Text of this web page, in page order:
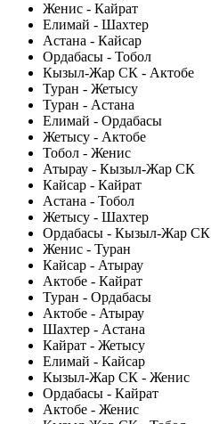
Женис - Кайрат
Елимай - Шахтер
Астана - Кайсар
Ордабасы - Тобол
Кызыл-Жар СК - Актобе
Туран - Жетысу
Туран - Астана
Елимай - Ордабасы
Жетысу - Актобе
Тобол - Женис
Атырау - Кызыл-Жар СК
Кайсар - Кайрат
Астана - Тобол
Жетысу - Шахтер
Ордабасы - Кызыл-Жар СК
Женис - Туран
Кайсар - Атырау
Актобе - Кайрат
Туран - Ордабасы
Актобе - Атырау
Шахтер - Астана
Кайрат - Жетысу
Елимай - Кайсар
Кызыл-Жар СК - Женис
Ордабасы - Кайрат
Актобе - Женис